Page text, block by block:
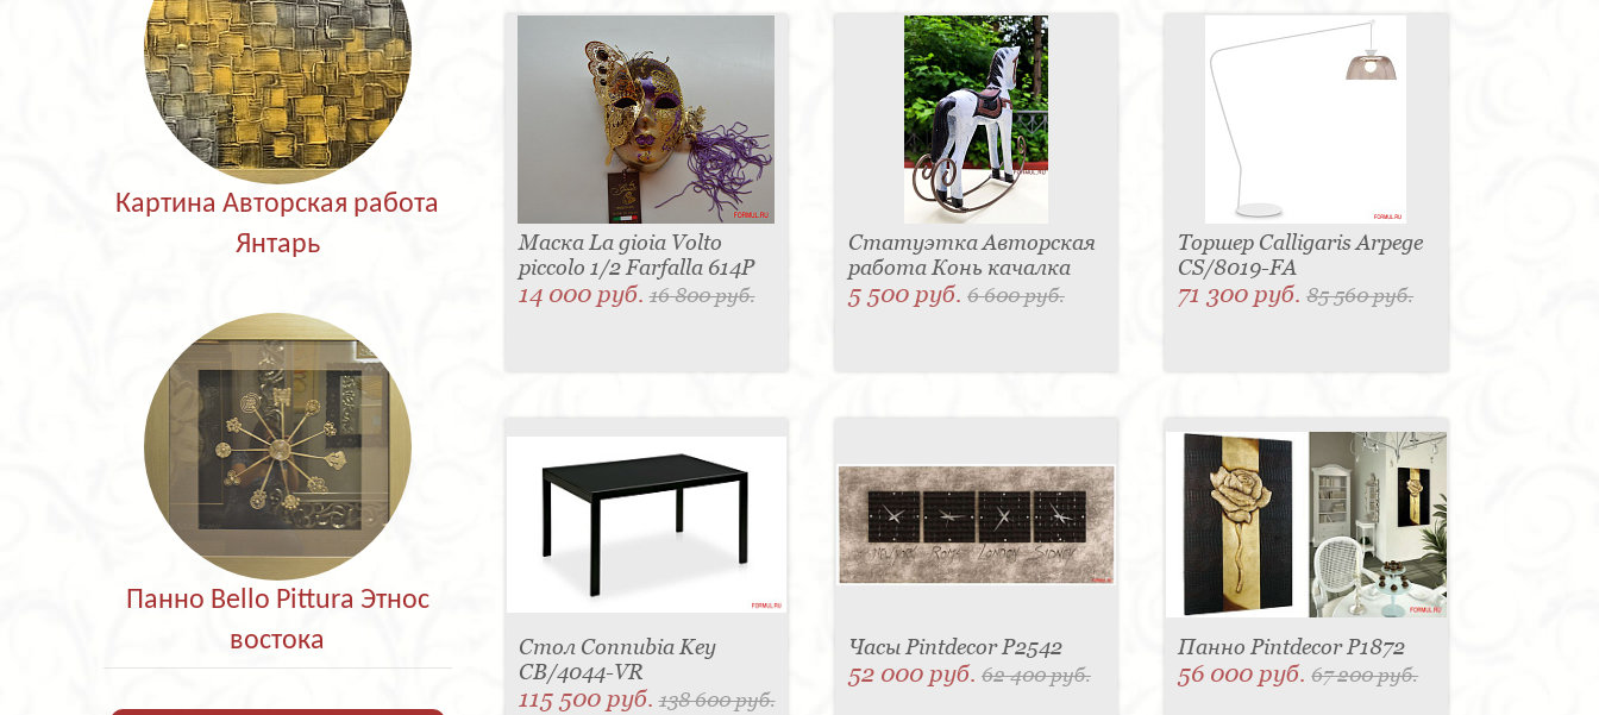
Картина Авторская работа
Янтарь
Панно Bello Pittura Этнос
востока
Маска La gioia Volto
piccolo 1/2 Farfalla 614P
14 000 руб.16 800 руб.
Статуэтка Авторская
работа Конь качалка
5 500 руб. 6 600 руб.
Торшер Calligaris Arpege
CS/8019-FA
71 300 руб.85 560 руб.
Стол Connubia Key
CB/4044-VR
115 500 руб.138 600 руб.
Часы Pintdecor P2542
52 000 руб. 62 400 руб.
Панно Pintdecor P1872
56 000 руб.67 200 руб.